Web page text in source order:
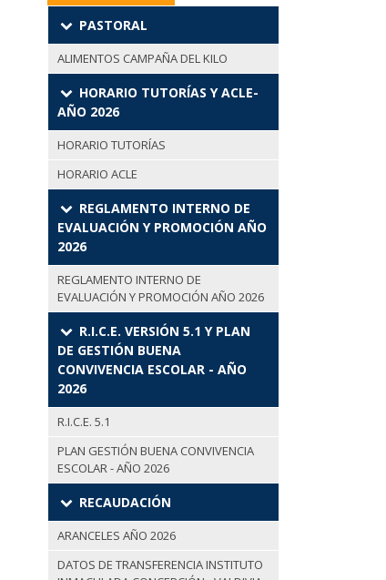
PASTORAL
ALIMENTOS CAMPAÑA DEL KILO
HORARIO TUTORÍAS Y ACLE-
AÑO 2026
HORARIO TUTORÍAS
HORARIO ACLE
REGLAMENTO INTERNO DE
EVALUACIÓN Y PROMOCIÓN AÑO
2026
REGLAMENTO INTERNO DE
EVALUACIÓN Y PROMOCIÓN AÑO 2026
R.I.C.E. VERSIÓN 5.1 Y PLAN
DE GESTIÓN BUENA
CONVIVENCIA ESCOLAR - AÑO
2026
R.I.C.E. 5.1
PLAN GESTIÓN BUENA CONVIVENCIA
ESCOLAR - AÑO 2026
RECAUDACIÓN
ARANCELES AÑO 2026
DATOS DE TRANSFERENCIA INSTITUTO